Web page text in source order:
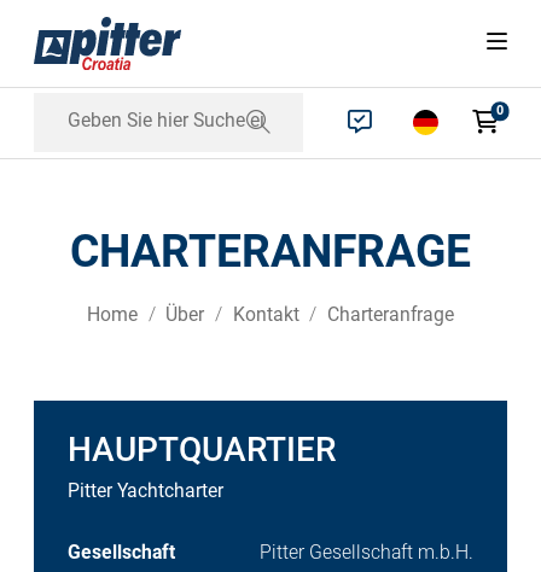
0
CHARTERANFRAGE
Home Über Kontakt Charteranfrage
HAUPTQUARTIER
Pitter Yachtcharter
Gesellschaft
Pitter Gesellschaft m.b.H.